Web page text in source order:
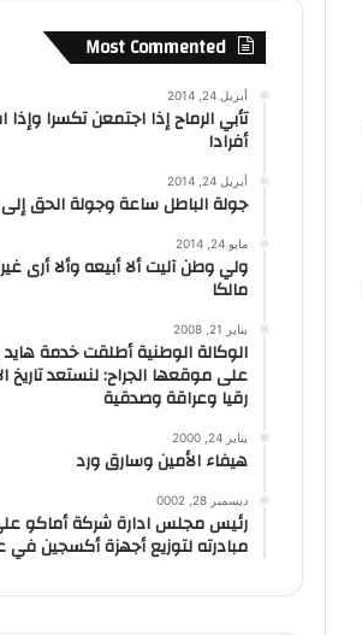
Most Commented
أبريل 24, 2014
تأبي الرماح إذا اجتمعن تكسرا
أفرادا
أبريل 24, 2014
جولة الباطل ساعة وجولة الحق
مايو 24, 2014
ولي وطن آليت ألا أبيعه وألا أرى
مالكا
يناير 21, 2008
الوكالة الوطنية أطلقت خدمة هايد
على موقعها الجراح: لنستعد تاريخ
رقيا وعراقة وصدقية
يناير 24, 2000
هيفاء الأمين وسارق ورد
ديسمبر 28, 0002
رئيس مجلس ادارة شركة أماكو
مبادرته لتوزيع أجهزة أكسجين في